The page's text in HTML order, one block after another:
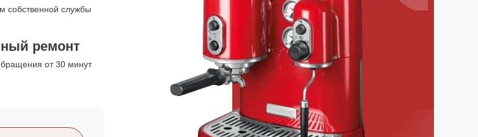
собственной службы
ремонт
от 30 минут